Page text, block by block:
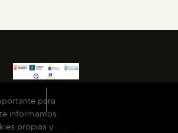
para
informamos
propias y